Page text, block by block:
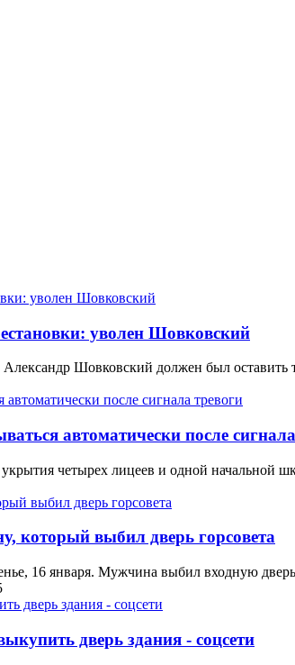
уволен Шовковский
Шовковский должен был оставить
автоматически после
четырех лицеев и одной начальной
который выбил дверь горсовета
16 января. Мужчина выбил входную дверь
дверь здания - соцсети